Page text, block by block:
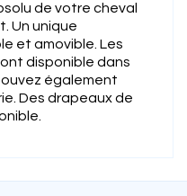
de votre cheval
Un unique
et amovible. Les
disponible dans
également
Des drapeaux de